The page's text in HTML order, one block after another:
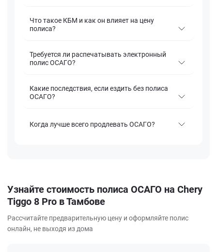
Что такое КБМ и как он влияет на цену
полиса?
Требуется ли распечатывать электронный
полис ОСАГО?
Какие последствия, если ездить без полиса
ОСАГО?
Когда лучше всего продлевать ОСАГО?
Узнайте стоимость полиса ОСАГО на Chery
Tiggo 8 Pro в Тамбове
Рассчитайте предварительную цену и оформляйте полис
онлайн, не выходя из дома